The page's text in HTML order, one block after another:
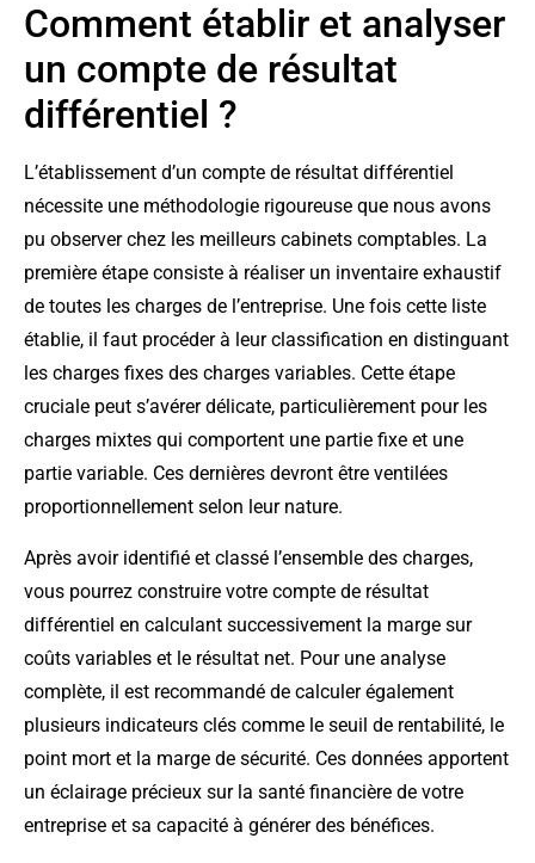
Comment établir et analyser
un compte de résultat
différentiel ?
L’établissement d’un compte de résultat différentiel
nécessite une méthodologie rigoureuse que nous avons
pu observer chez les meilleurs cabinets comptables. La
première étape consiste à réaliser un inventaire exhaustif
de toutes les charges de l’entreprise. Une fois cette liste
établie, il faut procéder à leur classification en distinguant
les charges fixes des charges variables. Cette étape
cruciale peut s’avérer délicate, particulièrement pour les
charges mixtes qui comportent une partie fixe et une
partie variable. Ces dernières devront être ventilées
proportionnellement selon leur nature.
Après avoir identifié et classé l’ensemble des charges,
vous pourrez construire votre compte de résultat
différentiel en calculant successivement la marge sur
coûts variables et le résultat net. Pour une analyse
complète, il est recommandé de calculer également
plusieurs indicateurs clés comme le seuil de rentabilité, le
point mort et la marge de sécurité. Ces données apportent
un éclairage précieux sur la santé financière de votre
entreprise et sa capacité à générer des bénéfices.